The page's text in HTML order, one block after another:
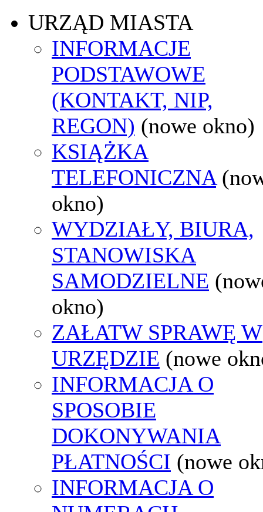
URZĄD MIASTA
INFORMACJE
PODSTAWOWE
(KONTAKT, NIP,
REGON) (nowe okno)
KSIĄŻKA
TELEFONICZNA
okno)
WYDZIAŁY, BIURA,
STANOWISKA
SAMODZIELNE
okno)
ZAŁATW SPRAWĘ W
URZĘDZIE (nowe
INFORMACJA O
SPOSOBIE
DOKONYWANIA
PŁATNOŚCI (nowe
INFORMACJA O